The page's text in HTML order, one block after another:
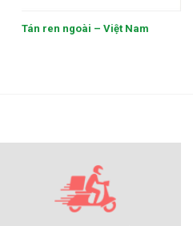
Tán ren ngoài – Việt Nam